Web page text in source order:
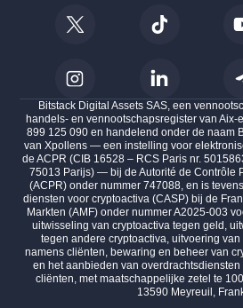
Bitstack Digital Assets SAS, een
handels- en vennootschapsregister van Aix-
899 125 090 en handelend onder de naam
van Xpollens — een instelling voor
de ACPR (CIB 16528 – RCS Paris nr.
75013 Parijs) — bij de Autorité de Contrôle
(ACPR) onder nummer 747088, en is
diensten voor cryptoactiva (CASP) bij de
Markten (AMF) onder nummer A2025-003
uitwisseling van cryptoactiva tegen geld,
tegen andere cryptoactiva, uitvoering
namens cliënten, bewaring en beheer van
en het aanbieden van
cliënten, met maatschappelijke zetel te
13590 Meyreuil,